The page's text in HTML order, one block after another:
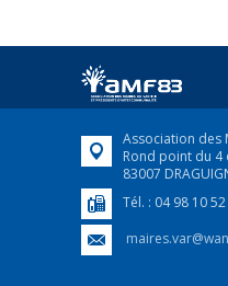
Afin
FEUILLETER
Association des
Rond point du 4
83007
Tél. : 04 98 10